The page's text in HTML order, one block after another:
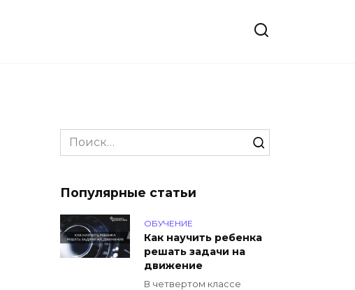
Search
for:
Популярные статьи
ОБУЧЕНИЕ
Как научить ребенка
решать задачи на
движение
В четвертом классе